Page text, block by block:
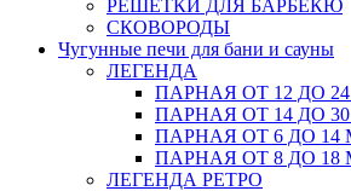
РЕШЁТКИ ДЛЯ БАРБЕКЮ
СКОВОРОДЫ
Чугунные печи для бани и сауны
ЛЕГЕНДА
ПАРНАЯ ОТ 12 ДО
ПАРНАЯ ОТ 14 ДО
ПАРНАЯ ОТ 6 ДО 14
ПАРНАЯ ОТ 8 ДО 18
ЛЕГЕНДА РЕТРО